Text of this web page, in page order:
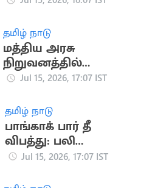
தமிழ் நாடு
மத்திய அரசு
நிறுவனத்தில்
வேலைவாய்ப்பு
Jul 15, 2026, 17:07 IST
தமிழ் நாடு
பாங்காக் பார் தீ
விபத்து: பலி
எண்ணிக்கை 32 ஆக
Jul 15, 2026, 17:07 IST